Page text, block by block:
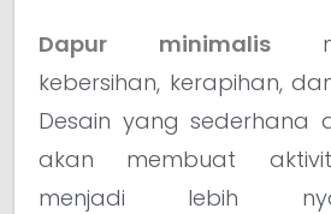
Dapur minimalis
kebersihan, kerapihan,
Desain yang sederhana
akan membuat
menjadi lebih